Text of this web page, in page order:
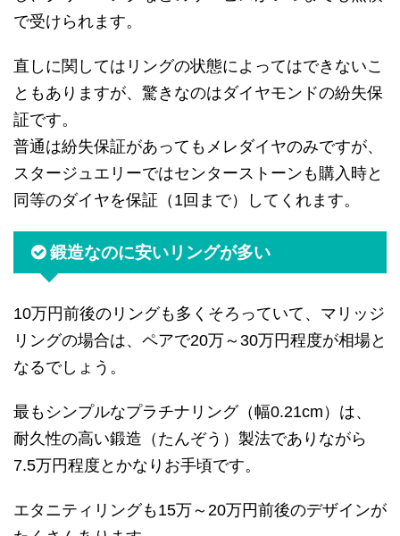
で受けられます。
直しに関してはリングの状態によってはできないこ
ともありますが、驚きなのはダイヤモンドの紛失保
証です。
普通は紛失保証があってもメレダイヤのみですが、
スタージュエリーではセンターストーンも購入時と
同等のダイヤを保証（1回まで）してくれます。
鍛造なのに安いリングが多い
10万円前後のリングも多くそろっていて、マリッジ
リングの場合は、ペアで20万～30万円程度が相場と
なるでしょう。
最もシンプルなプラチナリング（幅0.21cm）は、
耐久性の高い鍛造（たんぞう）製法でありながら
7.5万円程度とかなりお手頃です。
エタニティリングも15万～20万円前後のデザインが